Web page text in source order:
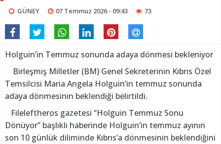
GÜNEY 07 Temmuz 2026 - 09:43 73
Holguin’in Temmuz sonunda adaya dönmesi bekleniyor
Birleşmiş Milletler (BM) Genel Sekreterinin Kıbrıs Özel
Temsilcisi Maria Angela Holguin’in temmuz sonunda
adaya dönmesinin beklendiği belirtildi.
Fileleftheros gazetesi “Holguin Temmuz Sonu
Dönüyor” başlıklı haberinde Holguin’in temmuz ayının
son 10 günlük diliminde Kıbrıs’a dönmesinin beklendiğini